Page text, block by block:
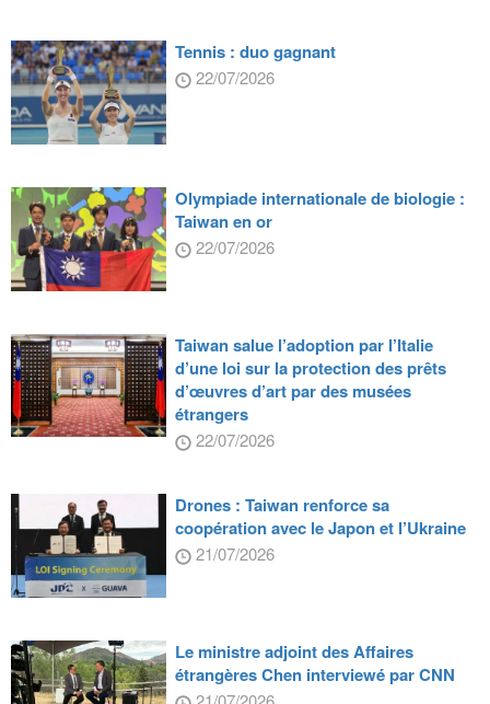
Tennis : duo gagnant
22/07/2026
Olympiade internationale de biologie :
Taiwan en or
22/07/2026
Taiwan salue l’adoption par l’Italie
d’une loi sur la protection des prêts
d’œuvres d’art par des musées
étrangers
22/07/2026
Drones : Taiwan renforce sa
coopération avec le Japon et l’Ukraine
21/07/2026
Le ministre adjoint des Affaires
étrangères Chen interviewé par CNN